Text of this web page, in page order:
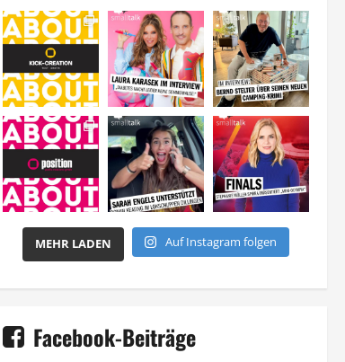
MEHR LADEN Auf Instagram folgen
Facebook-Beiträge